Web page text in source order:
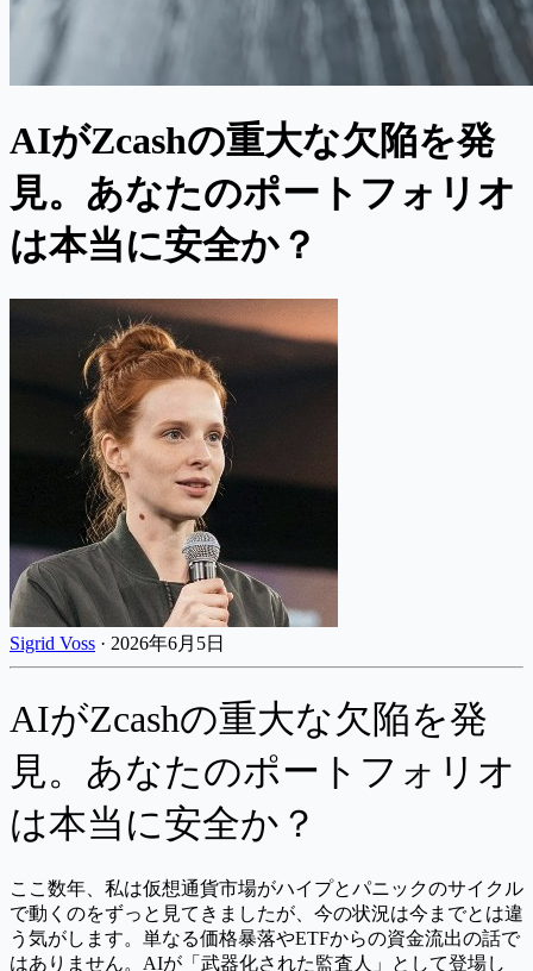
AIがZcashの重大な欠陥を発
見。あなたのポートフォリオ
は本当に安全か？
Sigrid Voss · 2026年6月5日
AIがZcashの重大な欠陥を発
見。あなたのポートフォリオ
は本当に安全か？
ここ数年、私は仮想通貨市場がハイプとパニックのサイクル
で動くのをずっと見てきましたが、今の状況は今までとは違
う気がします。単なる価格暴落やETFからの資金流出の話で
はありません。AIが「武器化された監査人」として登場し